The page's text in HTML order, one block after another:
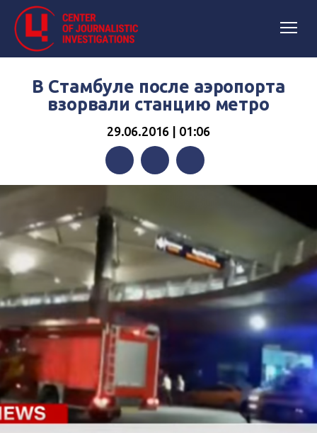
В Стамбуле после аэропорта
взорвали станцию метро
29.06.2016 | 01:06
FacebookTwitterTelegram